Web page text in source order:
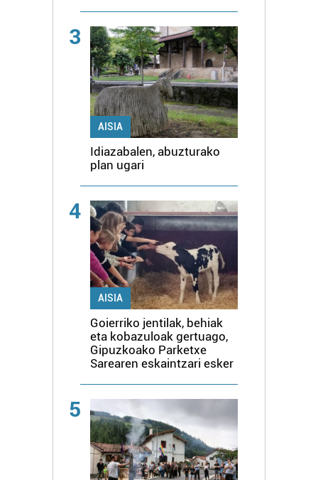
3
AISIA
Idiazabalen, abuzturako
plan ugari
4
AISIA
Goierriko jentilak, behiak
eta kobazuloak gertuago,
Gipuzkoako Parketxe
Sarearen eskaintzari esker
5